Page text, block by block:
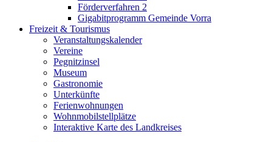
Förderverfahren 2
Gigabitprogramm Gemeinde Vorra
Freizeit & Tourismus
Veranstaltungskalender
Vereine
Pegnitzinsel
Museum
Gastronomie
Unterkünfte
Ferienwohnungen
Wohnmobilstellplätze
Interaktive Karte des Landkreises